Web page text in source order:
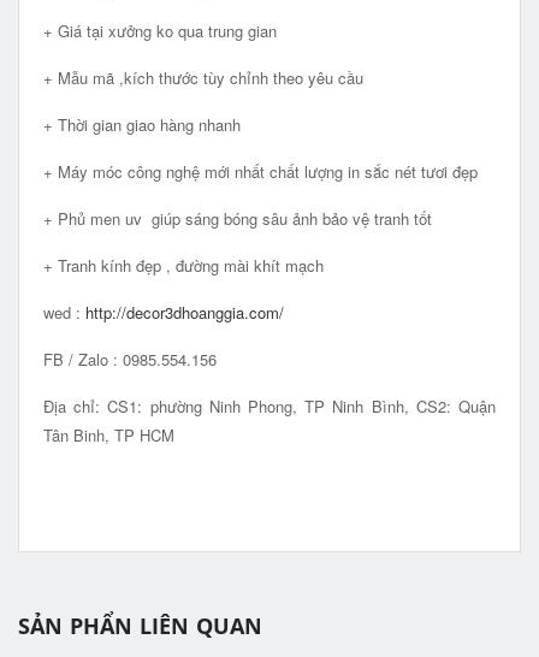
+ Giá tại xưởng ko qua trung gian
+ Mẫu mã ,kích thước tùy chỉnh theo yêu cầu
+ Thời gian giao hàng nhanh
+ Máy móc công nghệ mới nhất chất lượng in sắc nét tươi đẹp
+ Phủ men uv giúp sáng bóng sâu ảnh bảo vệ tranh tốt
+ Tranh kính đẹp , đường mài khít mạch
wed : http://decor3dhoanggia.com/
FB / Zalo : 0985.554.156
Địa chỉ: CS1: phường Ninh Phong, TP Ninh Bình, CS2: Quận
Tân Binh, TP HCM
SẢN PHẨN LIÊN QUAN